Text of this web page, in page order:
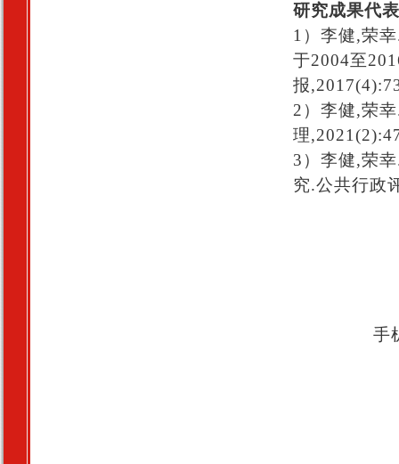
研究成果代
1）李健,荣
于2004至
报
2）李健,荣
理
3）李健,荣
究.公共行政
手